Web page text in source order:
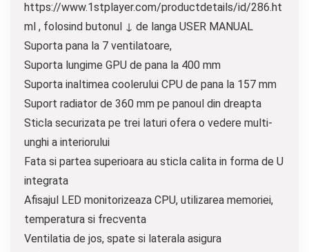
https://www.1stplayer.com/productdetails/id/286.ht
ml , folosind butonul ↓ de langa USER MANUAL
Suporta pana la 7 ventilatoare,
Suporta lungime GPU de pana la 400 mm
Suporta inaltimea coolerului CPU de pana la 157 mm
Suport radiator de 360 ​​mm pe panoul din dreapta
Sticla securizata pe trei laturi ofera o vedere multi-
unghi a interiorului
Fata si partea superioara au sticla calita in forma de U
integrata
Afisajul LED monitorizeaza CPU, utilizarea memoriei,
temperatura si frecventa
Ventilatia de jos, spate si laterala asigura